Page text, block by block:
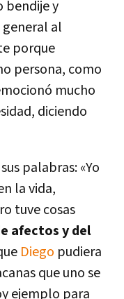
bendije y
general al
porque
persona, como
mucho
diciendo
palabras: «Yo
la vida,
tuve cosas
afectos y del
Diego pudiera
que uno se
ejemplo para